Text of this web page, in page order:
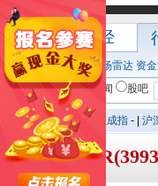
凤凰网财经
行情首页 大单 市场雷达 资
股票/基金
新闻 股吧
上证指数 -| 深证成指 - 沪
深证